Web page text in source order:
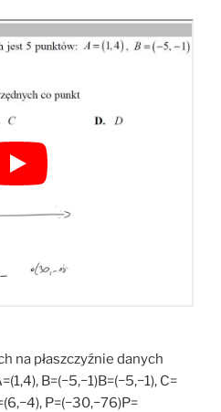
na płaszczyźnie danych
B=(−5,−1)B=(−5,−1), C=
P=(−30,−76)P=